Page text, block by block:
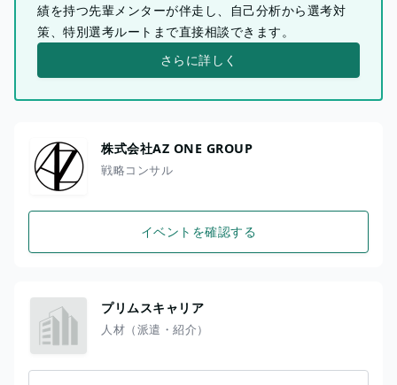
績を持つ先輩メンターが伴走し、自己分析から選考対
策、特別選考ルートまで直接相談できます。
さらに詳しく
株式会社AZ ONE GROUP
戦略コンサル
イベントを確認する
プリムスキャリア
人材（派遣・紹介）